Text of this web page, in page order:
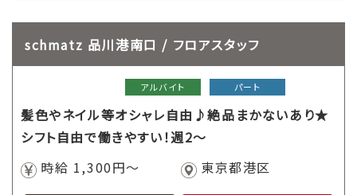
schmatz 品川港南口 / フロアスタッフ
アルバイト パート
髪色やネイル等オシャレ自由♪絶品まかないあり★
シフト自由で働きやすい！週2～
時給 1,300円～
東京都港区